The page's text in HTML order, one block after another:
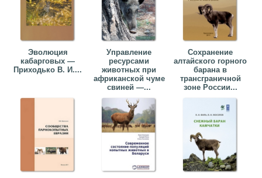
Эволюция
кабарговых —
Приходько В. И....
Управление
ресурсами
животных при
африканской чуме
свиней —...
Сохранение
алтайского горного
барана в
трансграничной
зоне России...